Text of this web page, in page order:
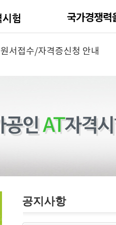
원서접수/자격증신청 안내
공지사항